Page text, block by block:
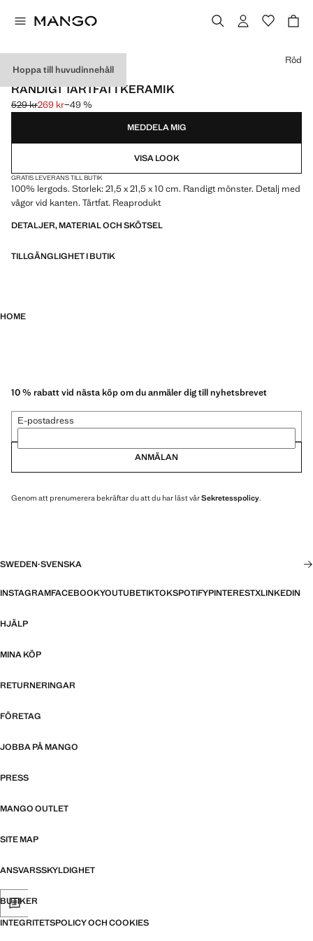
Hoppa till huvudinnehåll
MADE IN PORTUGAL
RANDIGT TÅRTFAT I KERAMIK
Ursprungligt pris överstruket [529 kr ]
529 kr
Gällande pris [269 kr ]
269 kr−49 %
Välj en färg
Röd
MEDDELA MIG
VISA LOOK
GRATIS LEVERANS TILL BUTIK
100% lergods. Storlek: 21,5 x 21,5 x 10 cm. Randigt mönster. Detalj med
vågor vid kanten. Tårtfat. Reaprodukt
DETALJER, MATERIAL OCH SKÖTSEL
TILLGÄNGLIGHET I BUTIK
HOME
10 % rabatt vid nästa köp om du anmäler dig till nyhetsbrevet
E-postadress
ANMÄLAN
Genom att prenumerera bekräftar du att du har läst vårSekretesspolicy.
SWEDEN·SVENSKA
INSTAGRAMFACEBOOKYOUTUBETIKTOKSPOTIFYPINTERESTXLINKEDIN
HJÄLP
MINA KÖP
RETURNERINGAR
FÖRETAG
JOBBA PÅ MANGO
PRESS
MANGO OUTLET
SITE MAP
ANSVARSSKYLDIGHET
BUTIKER
INTEGRITETSPOLICY OCH COOKIES